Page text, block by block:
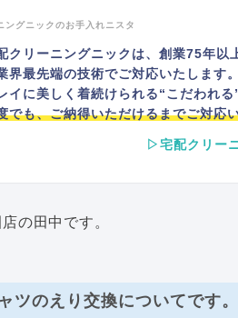
ングニックのお手入れニスタ
クリーニングニックは、創業75年以
界最先端の技術でご対応いたします
イに美しく着続けられる“こだわれ
でも、ご納得いただけるまでご対応
▷宅配クリー
の田中です。
ツのえり交換についてです。